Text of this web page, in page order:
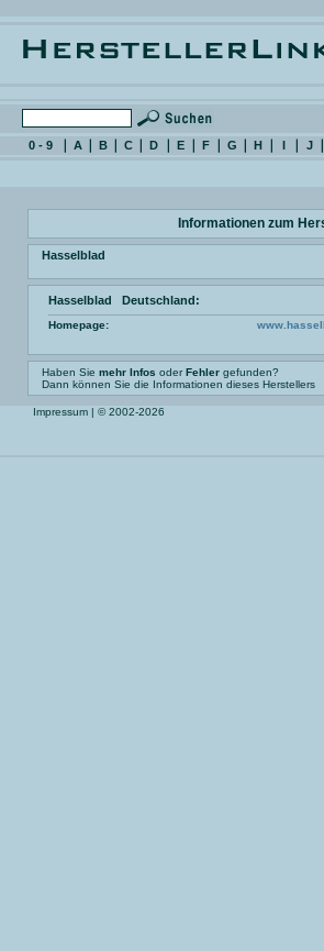
0 - 9 A B C D E F G H I J
Informationen zum
Hasselblad
Hasselblad Deutschland:
Homepage:
Haben Sie mehr Infos oderFehler gefunden?
Dann können Sie die Informationen dieses Herstellers
Impressum | © 2002-2026